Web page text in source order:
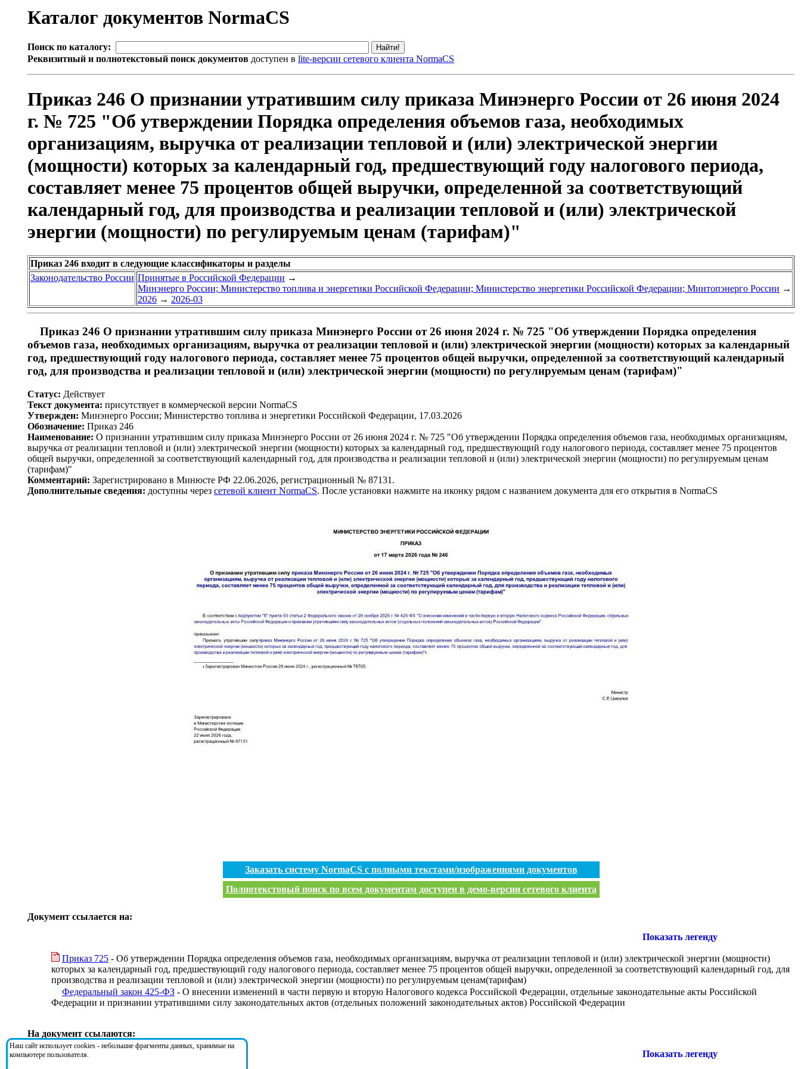
Каталог документов NormaCS
Поиск по каталогу:
Реквизитный и полнотекстовый поиск документов доступен в lite-версии сетевого клиента NormaCS
Приказ 246 О признании утратившим силу приказа Минэнерго России от 26 июня 2024
г. № 725 "Об утверждении Порядка определения объемов газа, необходимых
организациям, выручка от реализации тепловой и (или) электрической энергии
(мощности) которых за календарный год, предшествующий году налогового периода,
составляет менее 75 процентов общей выручки, определенной за соответствующий
календарный год, для производства и реализации тепловой и (или) электрической
энергии (мощности) по регулируемым ценам (тарифам)"
Приказ 246 входит в следующие классификаторы и разделы
Законодательство России Принятые в Российской Федерации →
Минэнерго России; Министерство топлива и энергетики Российской Федерации; Министерство энергетики Российской Федерации; Минтопэнерго России →
2026 → 2026-03
Приказ 246 О признании утратившим силу приказа Минэнерго России от 26 июня 2024 г. № 725 "Об утверждении Порядка определения
объемов газа, необходимых организациям, выручка от реализации тепловой и (или) электрической энергии (мощности) которых за календарный
год, предшествующий году налогового периода, составляет менее 75 процентов общей выручки, определенной за соответствующий календарный
год, для производства и реализации тепловой и (или) электрической энергии (мощности) по регулируемым ценам (тарифам)"
Статус: Действует
Текст документа: присутствует в коммерческой версии NormaCS
Утвержден: Минэнерго России; Министерство топлива и энергетики Российской Федерации, 17.03.2026
Обозначение: Приказ 246
Наименование: О признании утратившим силу приказа Минэнерго России от 26 июня 2024 г. № 725 "Об утверждении Порядка определения объемов газа, необходимых организациям,
выручка от реализации тепловой и (или) электрической энергии (мощности) которых за календарный год, предшествующий году налогового периода, составляет менее 75 процентов
общей выручки, определенной за соответствующий календарный год, для производства и реализации тепловой и (или) электрической энергии (мощности) по регулируемым ценам
(тарифам)"
Комментарий: Зарегистрировано в Минюсте РФ 22.06.2026, регистрационный № 87131.
Дополнительные сведения: доступны через сетевой клиент NormaCS. После установки нажмите на иконку рядом с названием документа для его открытия в NormaCS
Заказать систему NormaCS с полными текстами/изображениями документов
Полнотекстовый поиск по всем документам доступен в демо-версии сетевого клиента
Документ ссылается на:
Показать легенду
Приказ 725 - Об утверждении Порядка определения объемов газа, необходимых организациям, выручка от реализации тепловой и (или) электрической энергии (мощности)
которых за календарный год, предшествующий году налогового периода, составляет менее 75 процентов общей выручки, определенной за соответствующий календарный год, для
производства и реализации тепловой и (или) электрической энергии (мощности) по регулируемым ценам(тарифам)
Федеральный закон 425-ФЗ - О внесении изменений в части первую и вторую Налогового кодекса Российской Федерации, отдельные законодательные акты Российской
Федерации и признании утратившими силу законодательных актов (отдельных положений законодательных актов) Российской Федерации
На документ ссылаются:
Показать легенду
Наш сайт использует cookies - небольшие фрагменты данных, хранимые на
компьютере пользователя.